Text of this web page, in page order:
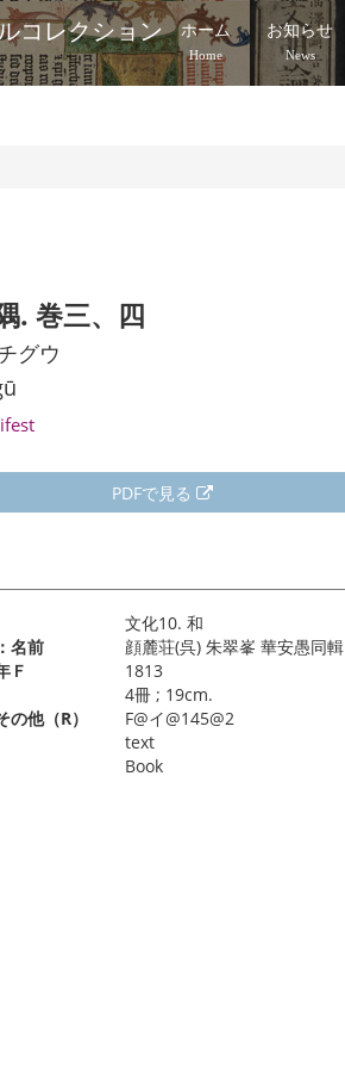
コレクション ホーム
Home
お知らせ
News
. 巻三、四
グウ
PDFで見る
文化10. 和
名前
顔麓荘(呉) 朱翠峯 華安愚同輯
Ｆ
1813
4冊 ; 19cm.
他（R）
F@イ@145@2
text
Book